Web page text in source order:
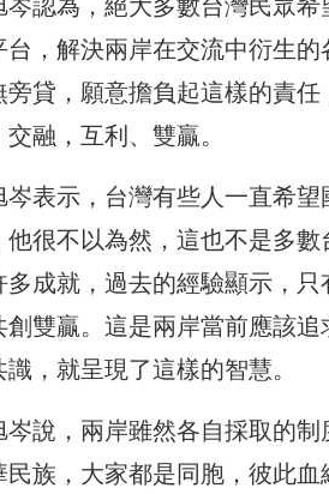
岑認為，絕大多數台灣民眾
台，解決兩岸在交流中衍生
旁貸，願意擔負起這樣的責
交融，互利、雙贏。
岑表示，台灣有些人一直希
他很不以為然，這也不是多
多成就，過去的經驗顯示，
創雙贏。這是兩岸當前應該
識，就呈現了這樣的智慧。
岑說，兩岸雖然各自採取的
民族，大家都是同胞，彼此